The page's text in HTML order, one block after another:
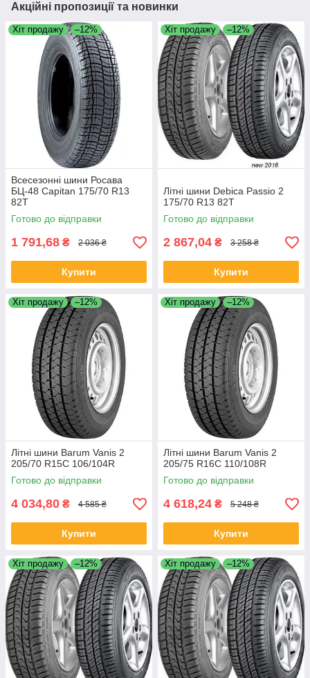
Акційні пропозиції та новинки
Хіт продажу –12%
Всесезонні шини Росава
БЦ-48 Capitan 175/70 R13
82T
Готово до відправки
1 791,68 ₴ 2 036 ₴
Купити
Хіт продажу –12%
Літні шини Debica Passio 2
175/70 R13 82T
Готово до відправки
2 867,04 ₴ 3 258 ₴
Купити
Хіт продажу –12%
Літні шини Barum Vanis 2
205/70 R15C 106/104R
Готово до відправки
4 034,80 ₴ 4 585 ₴
Купити
Хіт продажу –12%
Літні шини Barum Vanis 2
205/75 R16C 110/108R
Готово до відправки
4 618,24 ₴ 5 248 ₴
Купити
Хіт продажу –12% Хіт продажу –12%